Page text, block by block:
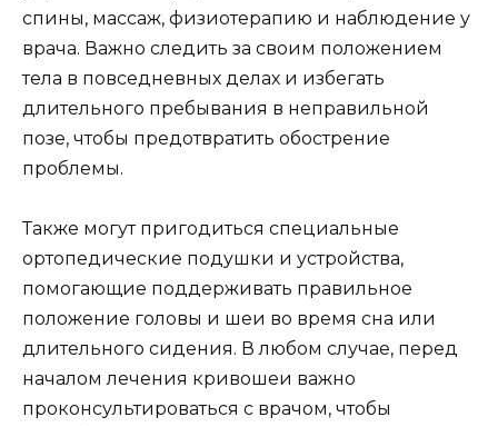
спины, массаж, физиотерапию и наблюдение у
врача. Важно следить за своим положением
тела в повседневных делах и избегать
длительного пребывания в неправильной
позе, чтобы предотвратить обострение
проблемы.
Также могут пригодиться специальные
ортопедические подушки и устройства,
помогающие поддерживать правильное
положение головы и шеи во время сна или
длительного сидения. В любом случае, перед
началом лечения кривошеи важно
проконсультироваться с врачом, чтобы